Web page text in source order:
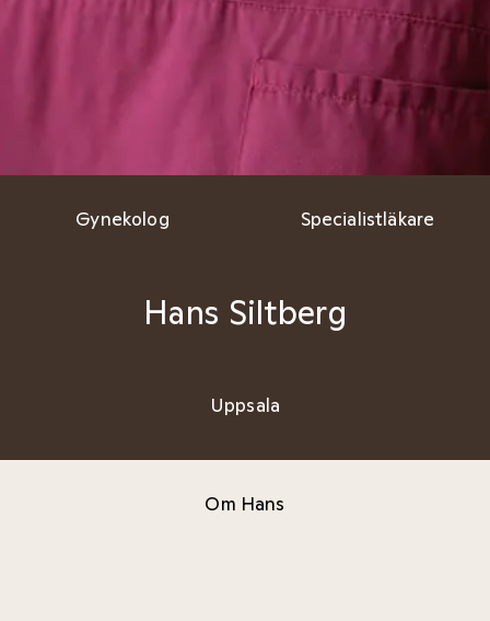
Gynekolog Specialistläkare
Hans Siltberg
Uppsala
Om Hans